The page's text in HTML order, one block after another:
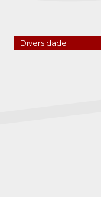
Diversidade